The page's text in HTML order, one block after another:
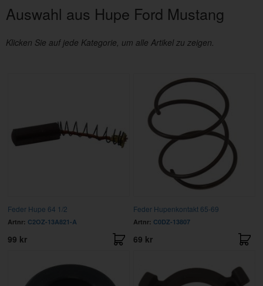
Auswahl aus Hupe Ford Mustang
Klicken Sie auf jede Kategorie, um alle Artikel zu zeigen.
Feder Hupe 64 1/2
Artnr: C2OZ-13A821-A
99 kr
Feder Hupenkontakt 65-69
Artnr: C0DZ-13807
69 kr